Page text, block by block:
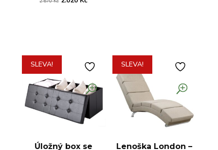
SLEVA!
Úložný box se
SLEVA!
Lenoška London –